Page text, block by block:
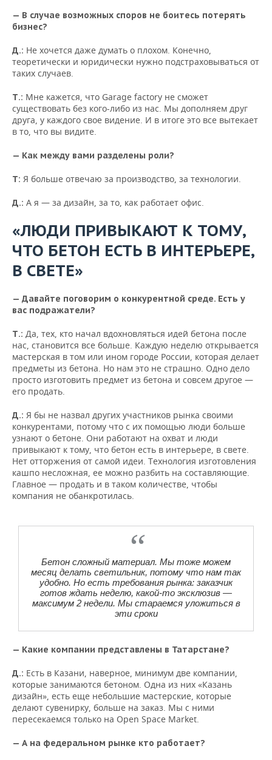
— В случае возможных споров не боитесь потерять
бизнес?
Д.: Не хочется даже думать о плохом. Конечно,
теоретически и юридически нужно подстраховываться от
таких случаев.
Т.: Мне кажется, что Garage factory не сможет
существовать без кого-либо из нас. Мы дополняем друг
друга, у каждого свое видение. И в итоге это все вытекает
в то, что вы видите.
— Как между вами разделены роли?
Т: Я больше отвечаю за производство, за технологии.
Д.: А я — за дизайн, за то, как работает офис.
«ЛЮДИ ПРИВЫКАЮТ К ТОМУ,
ЧТО БЕТОН ЕСТЬ В ИНТЕРЬЕРЕ,
В СВЕТЕ»
— Давайте поговорим о конкурентной среде. Есть у
вас подражатели?
Т.: Да, тех, кто начал вдохновляться идей бетона после
нас, становится все больше. Каждую неделю открывается
мастерская в том или ином городе России, которая делает
предметы из бетона. Но нам это не страшно. Одно дело
просто изготовить предмет из бетона и совсем другое —
его продать.
Д.: Я бы не назвал других участников рынка своими
конкурентами, потому что с их помощью люди больше
узнают о бетоне. Они работают на охват и люди
привыкают к тому, что бетон есть в интерьере, в свете.
Нет отторжения от самой идеи. Технология изготовления
кашпо несложная, ее можно разбить на составляющие.
Главное — продать и в таком количестве, чтобы
компания не обанкротилась.
Бетон сложный материал. Мы тоже можем
месяц делать светильник, потому что нам так
удобно. Но есть требования рынка: заказчик
готов ждать неделю, какой-то эксклюзив —
максимум 2 недели. Мы стараемся уложиться в
эти сроки
— Какие компании представлены в Татарстане?
Д.: Есть в Казани, наверное, минимум две компании,
которые занимаются бетоном. Одна из них «Казань
дизайн», есть еще небольшие мастерские, которые
делают сувенирку, больше на заказ. Мы с ними
пересекаемся только на Open Space Market.
— А на федеральном рынке кто работает?